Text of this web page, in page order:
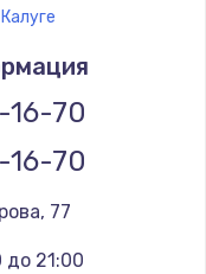
платы
влаги
16-70
16-70
77
21:00